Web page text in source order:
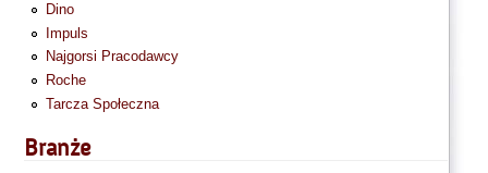
Dino
Impuls
Najgorsi Pracodawcy
Roche
Tarcza Społeczna
Branże